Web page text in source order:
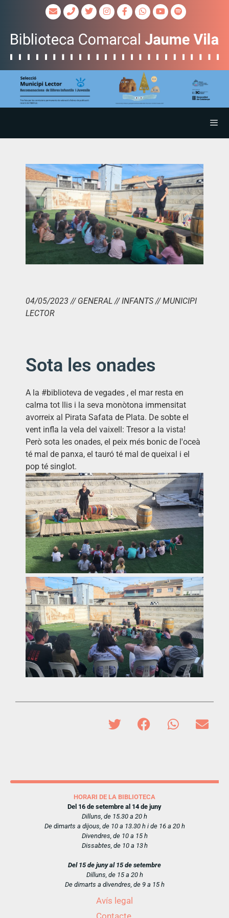
04/05/2023 // GENERAL // INFANTS // MUNICIPI
LECTOR
Sota les onades
A la #biblioteva de vegades , el mar resta en
calma tot llis i la seva monòtona immensitat
avorreix al Pirata Safata de Plata. De sobte el
vent infla la vela del vaixell: Tresor a la vista!
Però sota les onades, el peix més bonic de l'oceà
té mal de panxa, el tauró té mal de queixal i el
pop té singlot.
HORARI DE LA BIBLIOTECA
Del 16 de setembre al 14 de juny
Dilluns, de 15.30 a 20 h
De dimarts a dijous, de 10 a 13.30 h i de 16 a 20 h
Divendres, de 10 a 15 h
Dissabtes, de 10 a 13 h
Del 15 de juny al 15 de setembre
Dilluns, de 15 a 20 h
De dimarts a divendres, de 9 a 15 h
Avís legal